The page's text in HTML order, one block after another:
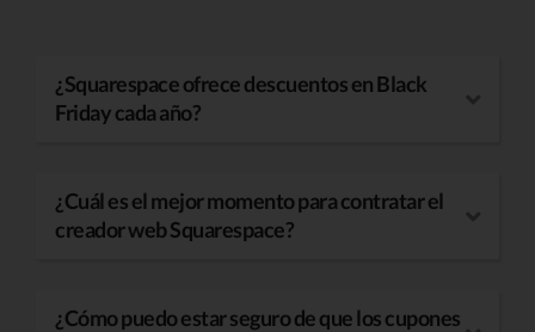
¿Squarespace ofrece descuentos en Black
Friday cada año?
¿Cuál es el mejor momento para contratar el
creador web Squarespace?
¿Cómo puedo estar seguro de que los cupones